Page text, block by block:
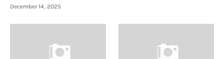
December 14, 2025